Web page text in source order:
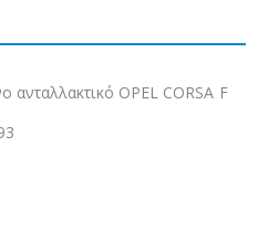
ανταλλακτικό OPEL CORSA F